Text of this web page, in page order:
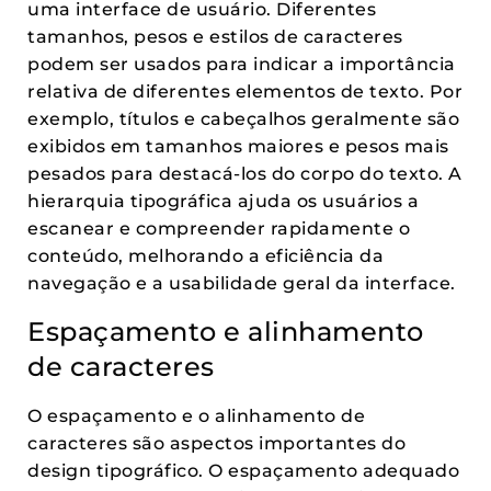
uma interface de usuário. Diferentes
tamanhos, pesos e estilos de caracteres
podem ser usados para indicar a importância
relativa de diferentes elementos de texto. Por
exemplo, títulos e cabeçalhos geralmente são
exibidos em tamanhos maiores e pesos mais
pesados para destacá-los do corpo do texto. A
hierarquia tipográfica ajuda os usuários a
escanear e compreender rapidamente o
conteúdo, melhorando a eficiência da
navegação e a usabilidade geral da interface.
Espaçamento e alinhamento
de caracteres
O espaçamento e o alinhamento de
caracteres são aspectos importantes do
design tipográfico. O espaçamento adequado